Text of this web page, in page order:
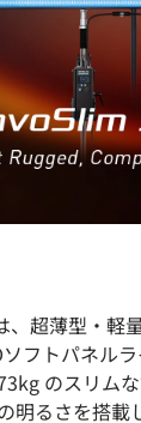
、超薄型・軽
フトパネル
のスリム
明るさを搭